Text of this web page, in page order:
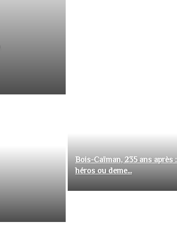
Bois-Caïman, 235 ans après
héros ou deme...